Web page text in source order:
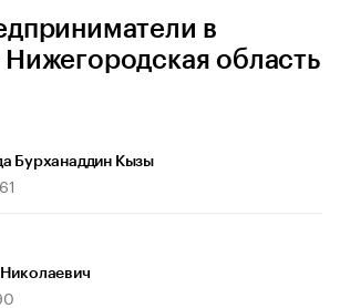
в
область
Бурханаддин Кызы